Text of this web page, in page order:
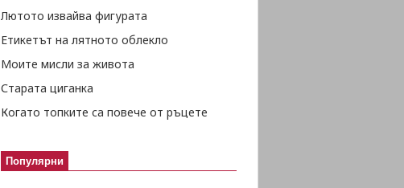
Лютото извайва фигурата
Етикетът на лятното облекло
Моите мисли за живота
Старата циганка
Когато топките са повече от ръцете
Популярни